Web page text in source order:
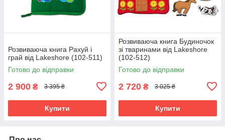
Розвиваюча книга Рахуй і
грай від Lakeshore (102-511)
Готово до відправки
2 900 ₴ 3 395 ₴
Купити
Розвиваюча книга Будиночок
зі тваринами від Lakeshore
(102-512)
Готово до відправки
2 720 ₴ 3 025 ₴
Купити